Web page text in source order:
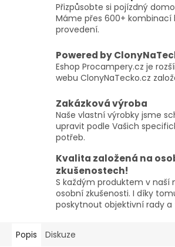
Přizpůsobte si pojízdný
Máme přes 600+ kombinací
provedení.
Powered by
Eshop Procampery.cz je
webu ClonyNaTecko.cz
Zakázková výroba
Naše vlastní výrobky jsme
upravit podle Vašich
potřeb.
Kvalita založená na
zkušenostech!
S každým produktem v naší
osobní zkušenosti. I díky
poskytnout objektivní rady a
Popis Diskuze